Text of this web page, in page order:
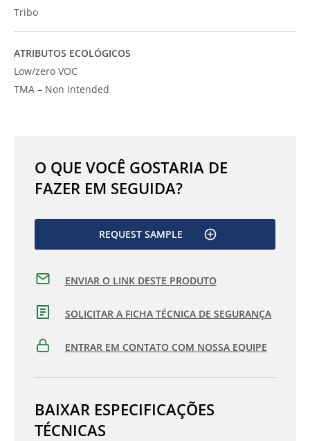
Tribo
ATRIBUTOS ECOLÓGICOS
Low/zero VOC
TMA – Non Intended
O QUE VOCÊ GOSTARIA DE
FAZER EM SEGUIDA?
REQUEST SAMPLE
ENVIAR O LINK DESTE PRODUTO
SOLICITAR A FICHA TÉCNICA DE SEGURANÇA
ENTRAR EM CONTATO COM NOSSA EQUIPE
BAIXAR ESPECIFICAÇÕES
TÉCNICAS